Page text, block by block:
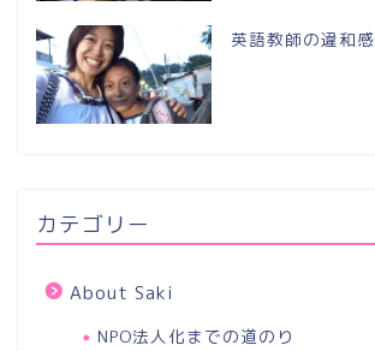
英語教師の違和感
カテゴリー
About Saki
NPO法人化までの道のり